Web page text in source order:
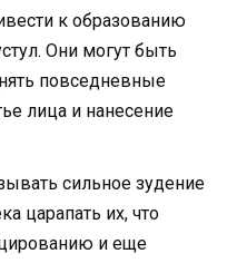
к образованию
Они могут быть
повседневные
лица и нанесение
сильное зудение
царапать их, что
и еще